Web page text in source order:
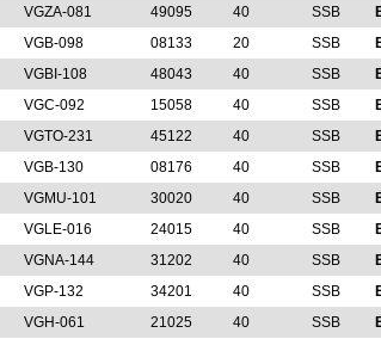
VGZA-081 49095 40 SSB
VGB-098 08133 20 SSB
VGBI-108 48043 40 SSB
VGC-092 15058 40 SSB
VGTO-231 45122 40 SSB
VGB-130 08176 40 SSB
VGMU-101 30020 40 SSB
VGLE-016 24015 40 SSB
VGNA-144 31202 40 SSB
VGP-132 34201 40 SSB
VGH-061 21025 40 SSB